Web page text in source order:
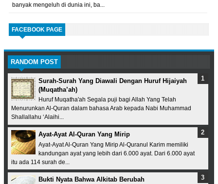
banyak mengeluh di dunia ini, ba...
FACEBOOK PAGE
RANDOM POST
Surah-Surah Yang Diawali Dengan Huruf Hijaiyah
(Muqatha’ah)
Huruf Muqatha'ah Segala puji bagi Allah Yang Telah
Menurunkan Al-Quran dalam bahasa Arab kepada Nabi Muhammad
Shallallahu ‘Alaihi...
Ayat-Ayat Al-Quran Yang Mirip
Ayat-Ayat Al-Quran Yang Mirip Al-Quranul Karim memiliki
kandungan ayat yang lebih dari 6.000 ayat. Dari 6.000 ayat
itu ada 114 surah de...
Bukti Nyata Bahwa Alkitab Berubah